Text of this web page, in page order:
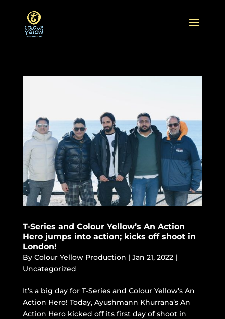
T-Series and Colour Yellow’s An Action
Hero jumps into action; kicks off shoot in
London!
By Colour Yellow Production | Jan 21, 2022|
Uncategorized
It’s a big day for T-Series and Colour Yellow’s An
Action Hero! Today, Ayushmann Khurrana’s An
Action Hero kicked off its first day of shoot in